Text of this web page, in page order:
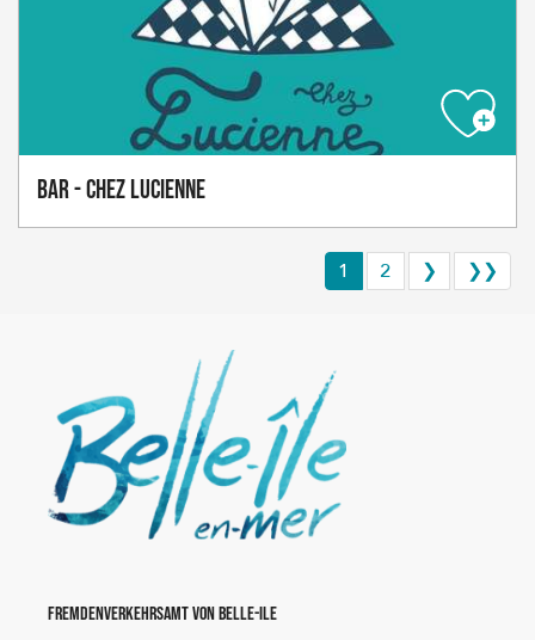
Bar - Chez Lucienne
1 2 ❯ ❯❯
Fremdenverkehrsamt von Belle-Ile